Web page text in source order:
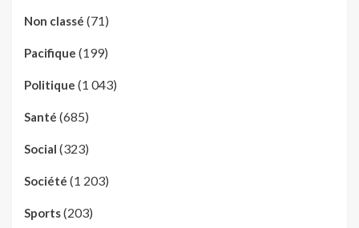
Non classé (71)
Pacifique (199)
Politique (1 043)
Santé (685)
Social (323)
Société (1 203)
Sports(203)